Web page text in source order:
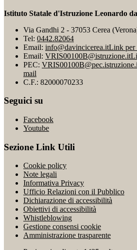
Istituto Statale d'Istruzione Leonardo
Via Gandhi 2 - 37053 Cerea
Tel: 0442.82064
Email: info@davincicerea.itLink per
Email: VRIS00100B@istruzione.it
PEC:
mail
C.F.: 82000070233
Seguici su
Facebook
Youtube
Sezione Link Utili
Cookie policy
Note legali
Informativa Privacy
Ufficio Relazioni con il Pubblico
Dichiarazione di accessibilità
Obiettivi di accessibilità
Whistleblowing
Gestione consensi cookie
Amministrazione trasparente